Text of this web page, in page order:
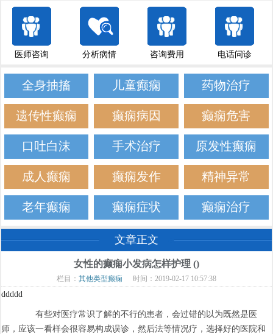
医师咨询 分析病情 咨询费用 电话问诊
全身抽搐 儿童癫痫 药物治疗
遗传性癫痫 癫痫病因 癫痫危害
口吐白沫 手术治疗 原发性癫痫
成人癫痫 癫痫发作 精神异常
老年癫痫 癫痫症状 癫痫治疗
文章正文
女性的癫痫小发病怎样护理 ()
栏目： 其他类型癫痫 时间：2019-02-17 10:57:38
ddddd
有些对医疗常识了解的不行的患者，会过错的以为既然是医
师，应该一看样会很容易构成误诊，然后法等情况疗，选择好的医院和